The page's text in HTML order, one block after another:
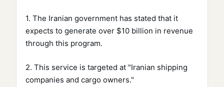
1. The Iranian government has stated that it
expects to generate over $10 billion in revenue
through this program.
2. This service is targeted at "Iranian shipping
companies and cargo owners."